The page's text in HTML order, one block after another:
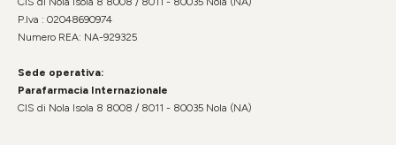
P.Iva : 02048690974
Numero REA: NA-929325
Sede operativa:
Parafarmacia Internazionale
CIS di Nola Isola 8 8008 / 8011 - 80035 Nola (NA)